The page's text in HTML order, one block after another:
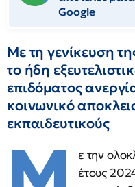
Google
Με τη γενίκευση
το ήδη
επιδόματος
κοινωνικό
εκπαιδευτικούς
ε την
έτους